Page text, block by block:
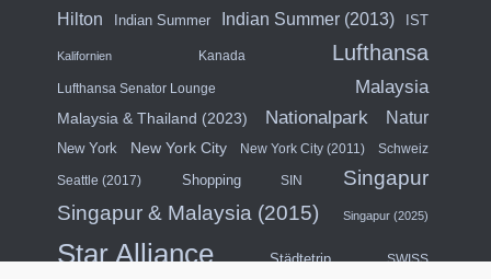
Hilton Indian Summer Indian Summer (2013) IST
Kalifornien Kanada Lufthansa
Lufthansa Senator Lounge Malaysia
Malaysia & Thailand (2023) Nationalpark Natur
New York New York City New York City (2011) Schweiz
Seattle (2017) Shopping SIN
Singapur
Singapur & Malaysia (2015)
Singapur (2025)
Star Alliance Städtetrip SWISS